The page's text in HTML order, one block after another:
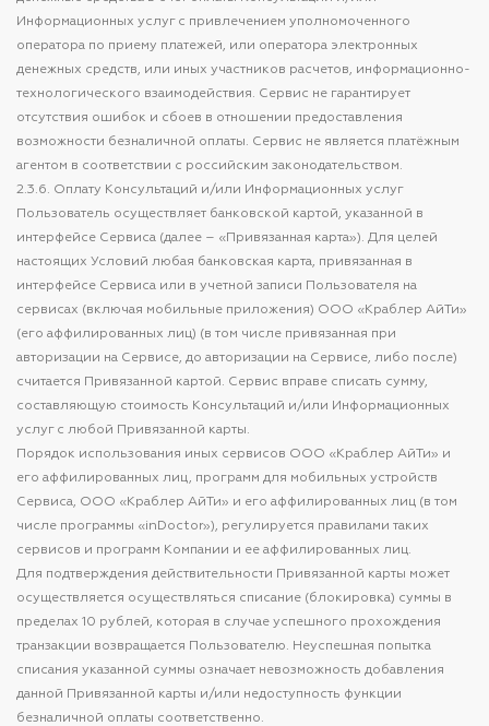
Информационных услуг с привлечением уполномоченного
оператора по приему платежей, или оператора электронных
денежных средств, или иных участников расчетов, информационно-
технологического взаимодействия. Сервис не гарантирует
отсутствия ошибок и сбоев в отношении предоставления
возможности безналичной оплаты. Сервис не является платёжным
агентом в соответствии с российским законодательством.
2.3.6. Оплату Консультаций и/или Информационных услуг
Пользователь осуществляет банковской картой, указанной в
интерфейсе Сервиса (далее – «Привязанная карта»). Для целей
настоящих Условий любая банковская карта, привязанная в
интерфейсе Сервиса или в учетной записи Пользователя на
сервисах (включая мобильные приложения) ООО «Краблер АйТи»
(его аффилированных лиц) (в том числе привязанная при
авторизации на Сервисе, до авторизации на Сервисе, либо после)
считается Привязанной картой. Сервис вправе списать сумму,
составляющую стоимость Консультаций и/или Информационных
услуг с любой Привязанной карты.
Порядок использования иных сервисов ООО «Краблер АйТи» и
его аффилированных лиц, программ для мобильных устройств
Сервиса, ООО «Краблер АйТи» и его аффилированных лиц (в том
числе программы «inDoctor»), регулируется правилами таких
сервисов и программ Компании и ее аффилированных лиц.
Для подтверждения действительности Привязанной карты может
осуществляется осуществляться списание (блокировка) суммы в
пределах 10 рублей, которая в случае успешного прохождения
транзакции возвращается Пользователю. Неуспешная попытка
списания указанной суммы означает невозможность добавления
данной Привязанной карты и/или недоступность функции
безналичной оплаты соответственно.